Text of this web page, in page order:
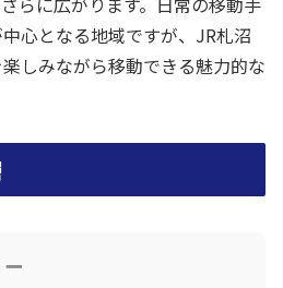
心となる地域ですが、JR札沼
しみながら移動できる魅力的な